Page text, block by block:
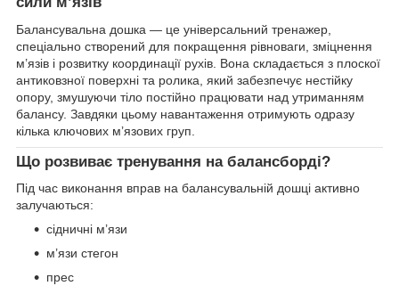
Балансувальна дошка — це універсальний тренажер,
спеціально створений для покращення рівноваги, зміцнення
м’язів і розвитку координації рухів. Вона складається з плоскої
антиковзної поверхні та ролика, який забезпечує нестійку
опору, змушуючи тіло постійно працювати над утриманням
балансу. Завдяки цьому навантаження отримують одразу
кілька ключових м’язових груп.
Що розвиває тренування на балансборді?
Під час виконання вправ на балансувальній дошці активно
залучаються:
сідничні м’язи
м’язи стегон
прес